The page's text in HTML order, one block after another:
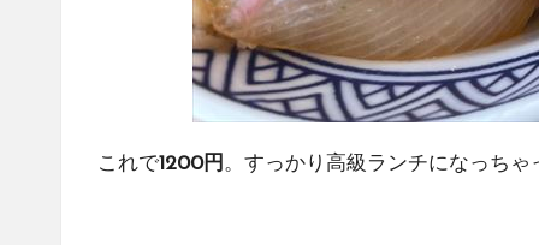
これで1200円 。すっかり高級ランチになっちゃ